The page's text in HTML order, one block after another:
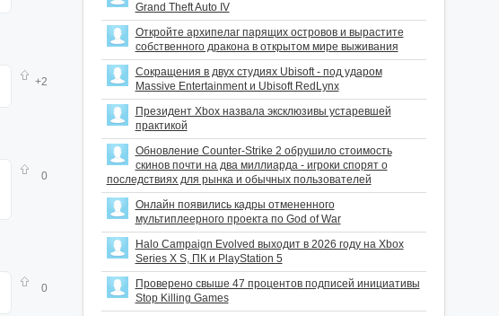
+2
0
0
Grand Theft Auto IV
Откройте архипелаг парящих островов и вырастите
собственного дракона в открытом мире выживания
Сокращения в двух студиях Ubisoft - под ударом
Massive Entertainment и Ubisoft RedLynx
Президент Xbox назвала эксклюзивы устаревшей
практикой
Обновление Counter-Strike 2 обрушило стоимость
скинов почти на два миллиарда - игроки спорят о
последствиях для рынка и обычных пользователей
Онлайн появились кадры отмененного
мультиплеерного проекта по God of War
Halo Campaign Evolved выходит в 2026 году на Xbox
Series X S, ПК и PlayStation 5
Проверено свыше 47 процентов подписей инициативы
Stop Killing Games